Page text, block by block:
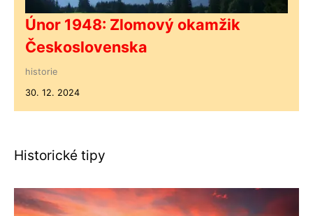
Únor 1948: Zlomový okamžik
Československa
historie
30. 12. 2024
Historické tipy